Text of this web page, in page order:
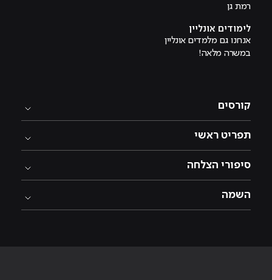
רמת גן
לימודים אונליין
אנחנו גם מלמדים אונליין
במשרה מלאה!
קורסים
תפריט ראשי
סיפורי הצלחה
השמה